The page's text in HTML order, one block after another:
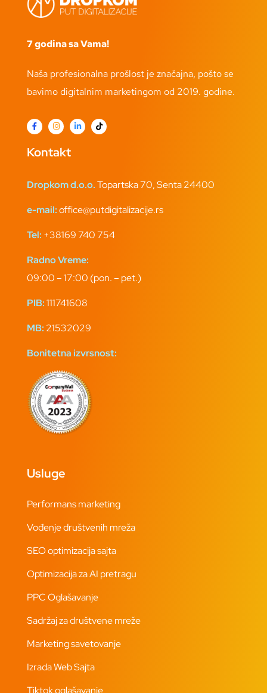
7 godina sa Vama!
Naša profesionalna prošlost je značajna, pošto se
bavimo digitalnim marketingom od 2019. godine.
Kontakt
Dropkom d.o.o.Topartska 70, Senta 24400
e-mail:office@putdigitalizacije.rs
Tel: +38169 740 754
Radno Vreme:
09:00 – 17:00 (pon. – pet.)
PIB:111741608
MB: 21532029
Bonitetna izvrsnost:
Usluge
Performans marketing
Vođenje društvenih mreža
SEO optimizacija sajta
Optimizacija za AI pretragu
PPC Oglašavanje
Sadržaj za društvene mreže
Marketing savetovanje
Izrada Web Sajta